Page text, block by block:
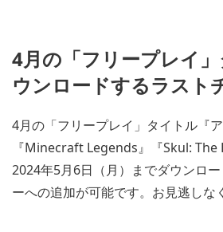
4月の「フリープレイ
ウンロードするラスト
4月の「フリープレイ」タイトル『
『Minecraft Legends』『Skul: The
2024年5月6日（月）までダウンロ
ーへの追加が可能です。お見逃しな